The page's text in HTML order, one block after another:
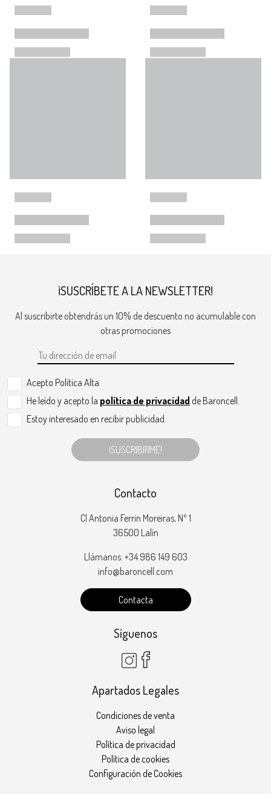
¡SUSCRÍBETE A LA NEWSLETTER!
Al suscribirte obtendrás un 10% de descuento no acumulable con
otras promociones
Acepto Politica Alta
He leído y acepto la política de privacidad de Baroncell.
Estoy interesado en recibir publicidad.
¡SUSCRIBIRME!
Contacto
Cl Antonia Ferrin Moreiras, Nº 1
36500 Lalín
Llámanos: +34 986 149 603
info@baroncell.com
Contacta
Síguenos
Apartados Legales
Condiciones de venta
Aviso legal
Política de privacidad
Política de cookies
Configuración de Cookies